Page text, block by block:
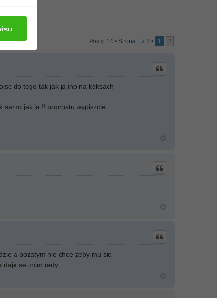
Posty: 14 • Strona 1 z 2 • 1 2
do tego tak jak ja ino na koksach
samo jak ja !! poprostu wypiszcie
a pozatym nie chce zeby mu sie
daje se znim rady